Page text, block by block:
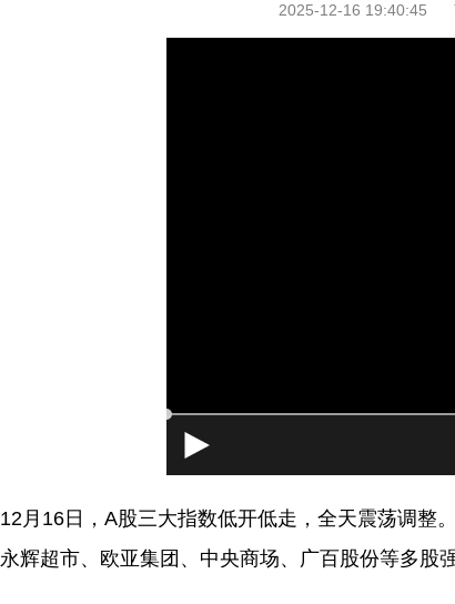
2025-12-16 19:40:45
12月16日，A股三大指数低开低走，全天震荡调整
永辉超市、欧亚集团、中央商场、广百股份等多股